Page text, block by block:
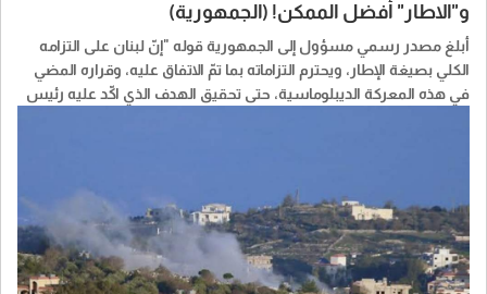
و"الاطار" أفضل الممكن! (الجمهورية)
أبلغ مصدر رسمي مسؤول إلى الجمهورية قوله "إنّ لبنان على التزامه
الكلي بصيغة الإطار، ويحترم التزاماته بما تمّ الاتفاق عليه، وقراره المضي
في هذه المعركة الديبلوماسية، حتى تحقيق الهدف الذي اكّد عليه رئيس